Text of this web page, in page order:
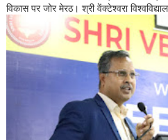
विकास पर जोर मेरठ। श्री वेंक्टेश्वरा